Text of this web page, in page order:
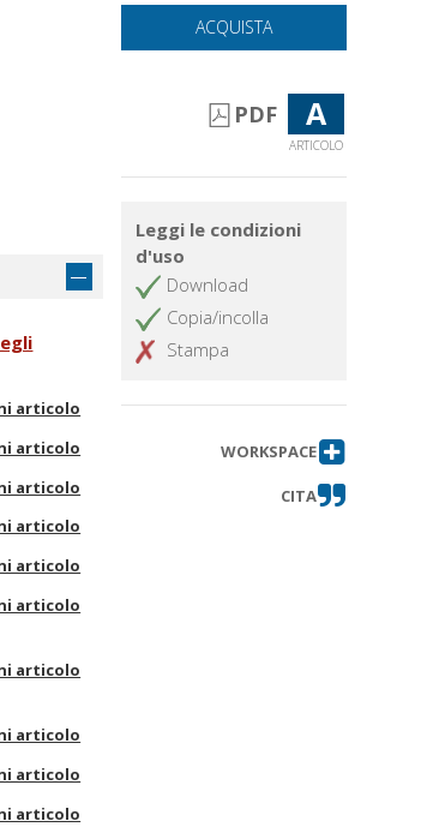
articolo
articolo
articolo
articolo
articolo
articolo
articolo
articolo
articolo
articolo
ACQUISTA
PDF A
ARTICOLO
Leggi le condizioni
d'uso
Download
Copia/incolla
Stampa
WORKSPACE
CITA